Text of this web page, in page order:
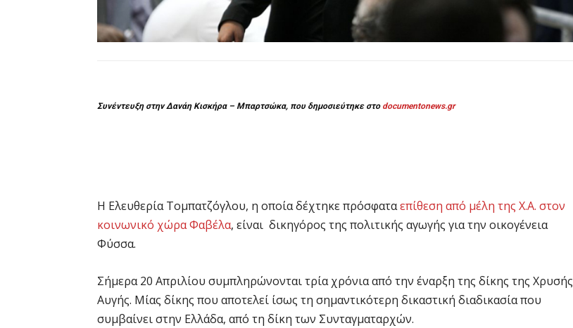
Συνέντευξη στην Δανάη Κισκήρα – Μπαρτσώκα, που δημοσιεύτηκε στο documentonews.gr
Η Ελευθερία Τομπατζόγλου, η οποία δέχτηκε πρόσφαταεπίθεση από μέλη της Χ.Α. στον
κοινωνικό χώρα Φαβέλα, είναι δικηγόρος της πολιτικής αγωγής για την οικογένεια
Φύσσα.
Σήμερα 20 Απριλίου συμπληρώνονται τρία χρόνια από την έναρξη της δίκης της Χρυσής
Αυγής. Μίας δίκης που αποτελεί ίσως τη σημαντικότερη δικαστική διαδικασία που
συμβαίνει στην Ελλάδα, από τη δίκη των Συνταγματαρχών.